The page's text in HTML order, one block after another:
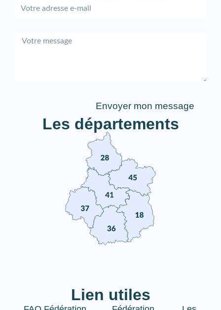
Envoyer mon message
Les départements
Lien utiles